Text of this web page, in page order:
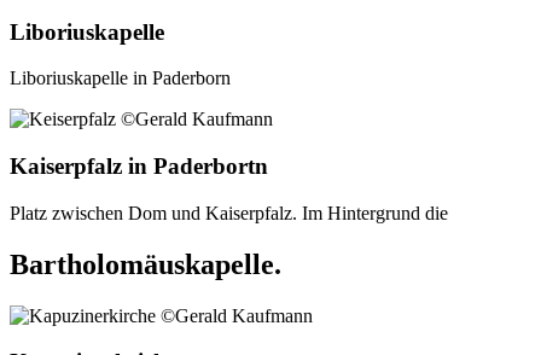
Liboriuskapelle
Liboriuskapelle in Paderborn
Kaiserpfalz in Paderbortn
Platz zwischen Dom und Kaiserpfalz. Im Hintergrund die
Bartholomäuskapelle.